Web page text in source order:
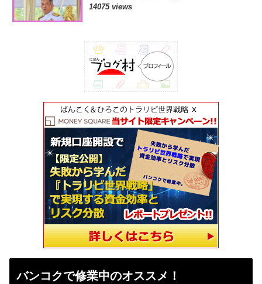
14075 views
バンコクで修業中のオススメ！